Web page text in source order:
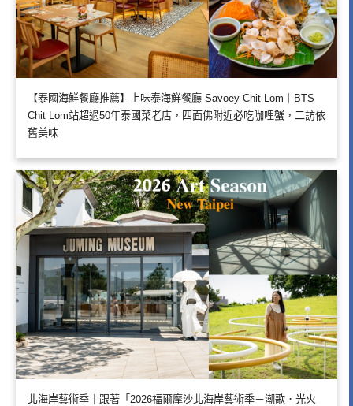
【泰國海鮮餐廳推薦】上味泰海鮮餐廳 Savoey Chit Lom｜BTS
Chit Lom站超過50年泰國菜老店，四面佛附近必吃咖哩蟹，二訪依
舊美味
北海岸藝術季｜跟著「2026福爾摩沙北海岸藝術季－潮歌．光火